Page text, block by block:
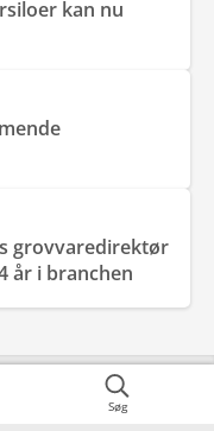
Søg
kan nu
grovvaredirektør
år i branchen